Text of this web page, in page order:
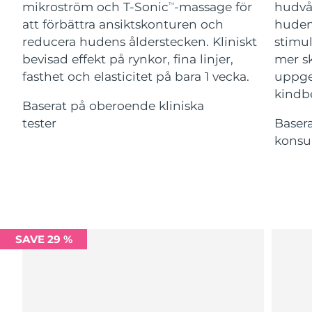
mikroström och T-SonicTM-massage för
att förbättra ansiktskonturen och
reducera hudens ålderstecken. Kliniskt
bevisad effekt på rynkor, fina linjer,
fasthet och elasticitet på bara 1 vecka.
Baserat på oberoende kliniska
tester
mer
SAVE 29 %
For healthy hair
18% PAP
Kosmetika Man
Handla allt
Israel Förväntad leverans
Italien Förväntad leverans8/12/26
Japan Förväntad leverans 8/15/26
Jersey
8/14/26
Libanon